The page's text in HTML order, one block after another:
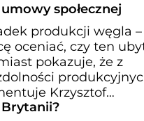
społecznej
produkcji węgla –
oceniać, czy ten
pokazuje, że z
Krzysztof